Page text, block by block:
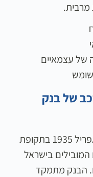
של עצמאיים
של בנק
בנק דיסקונט לישראל, שהוקם באפריל 1935 בתקופת
בישראל
ארציים. הבנק מתמקד